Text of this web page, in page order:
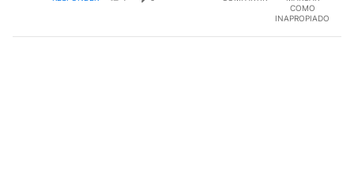
COMO
INAPROPIADO